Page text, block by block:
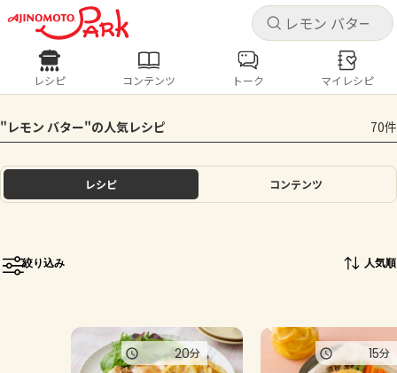
キャ
ログインするとレシピを保存できます
ログイン
ホーム
トーク
キャ
レシピ コンテンツ
人気の食材・レシピ
きゅうり なす トマト とうもろこし
ピーマン
レシピ コンテンツ トーク マイレシピ
"レモン バター"の人気レシピ 70件
レシピ コンテンツ
絞り込み 人気順
20分 15分